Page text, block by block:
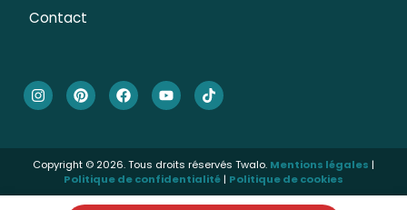
Contact
Copyright © 2026. Tous droits réservés Twalo. Mentions légales |
Politique de confidentialité| Politique de cookies